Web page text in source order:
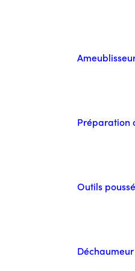
Préparation
Outils